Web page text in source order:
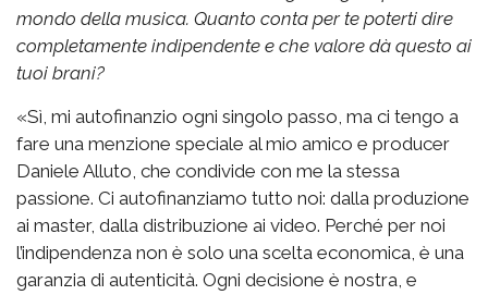
mondo della musica. Quanto conta per te poterti dire
completamente indipendente e che valore dà questo ai
tuoi brani?
«Sì, mi autofinanzio ogni singolo passo, ma ci tengo a
fare una menzione speciale al mio amico e producer
Daniele Alluto, che condivide con me la stessa
passione. Ci autofinanziamo tutto noi: dalla produzione
ai master, dalla distribuzione ai video. Perché per noi
l’indipendenza non è solo una scelta economica, è una
garanzia di autenticità. Ogni decisione è nostra, e